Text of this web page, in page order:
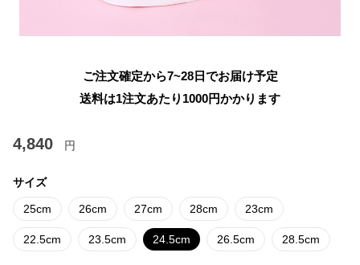
ご注文確定から7~28日でお届け予定
送料は1注文あたり 1000円かかります
4,840 円
サイズ
25cm 26cm 27cm 28cm 23cm
22.5cm 23.5cm 24.5cm 26.5cm 28.5cm